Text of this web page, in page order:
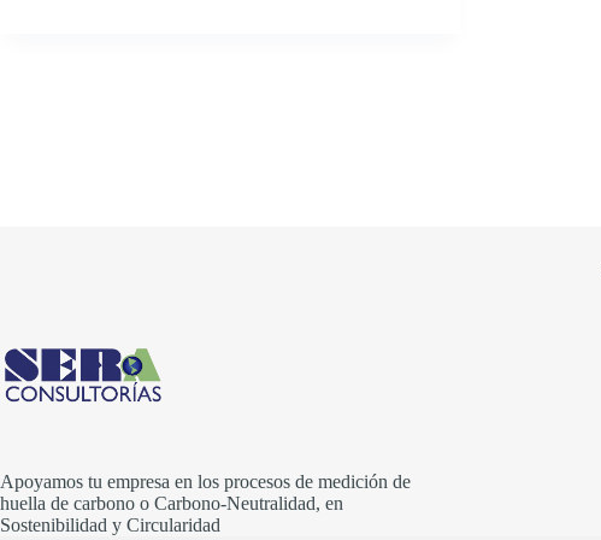
Apoyamos tu empresa en los procesos de medición de
huella de carbono o Carbono-Neutralidad, en
Sostenibilidad y Circularidad